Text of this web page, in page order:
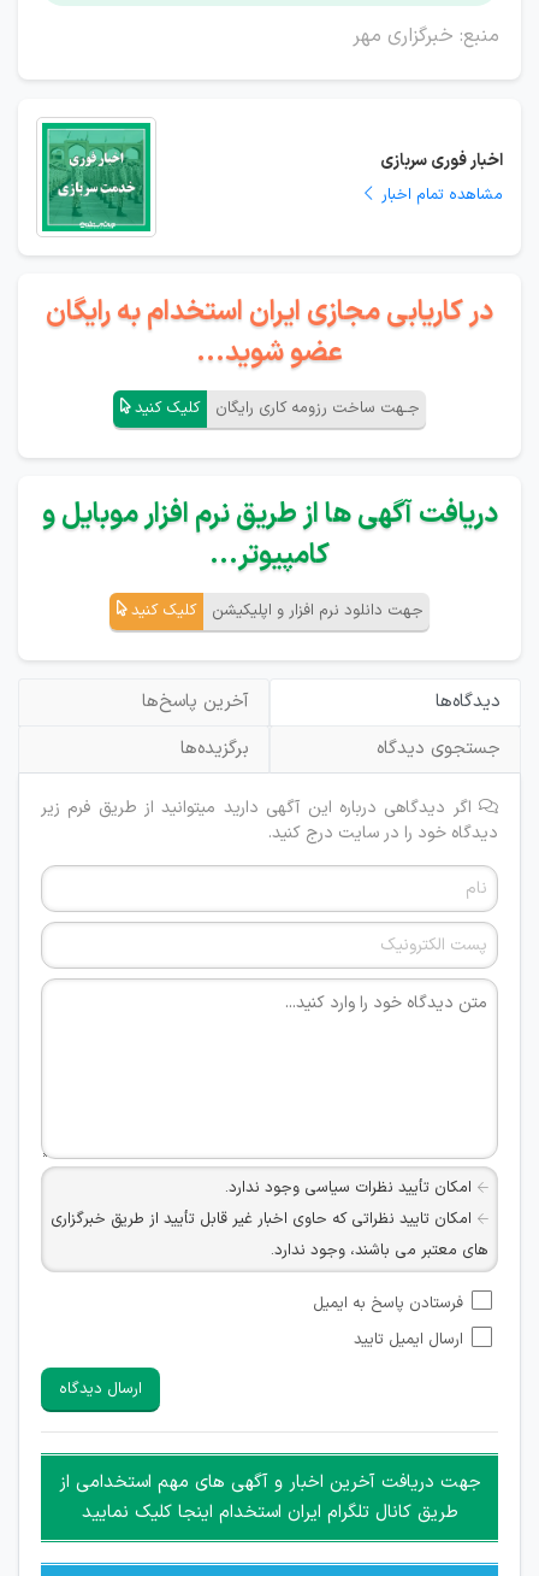
منبع: خبرگزاری مهر
اخبار فوری سربازی
مشاهده تمام اخبار
در کاریابی مجازی ایران استخدام به رایگان
عضو شوید...
جـهت ساخت رزومه کاری رایگان کلیک کنید
دریافت آگهی ها از طریق نرم افزار موبایل و
کامپیوتر...
جهت دانلود نرم افزار و اپلیکیشن کلیک کنید
دیدگاه‌ها
آخرین پاسخ‌ها
جستجوی دیدگاه
برگزیده‌ها
اگر دیدگاهی درباره این آگهی دارید میتوانید از طریق فرم زیر
دیدگاه خود را در سایت درج کنید.
امکان تأیید نظرات سیاسی وجود ندارد.
امکان تایید نظراتی که حاوی اخبار غیر قابل تأیید از طریق خبرگزاری
های معتبر می باشند، وجود ندارد.
شبکه های مجازی ارتباطی می باشند وجود ندارد.
امکان تأیید نظرات کاربرانی که به هر طریقی قصد مأیوس کردن
هرگونه تحریک، تحقیر و کنایه به سایر افراد (مسئول و غیر مسئول)
غیر مجاز می باشد.
امکان هماهنگی برای هرگونه ملاقات حضوری چه به صورت دسته
جمعی و چه فردی توسط کاربران سایت وجود ندارد.
فرستادن پاسخ به ایمیل
ارسال ایمیل تایید
ارسال دیدگاه
جهت دریافت آخرین اخبار و آگهی های مهم استخدامی از
طریق کانال تلگرام ایران استخدام اینجا کلیک نمایید